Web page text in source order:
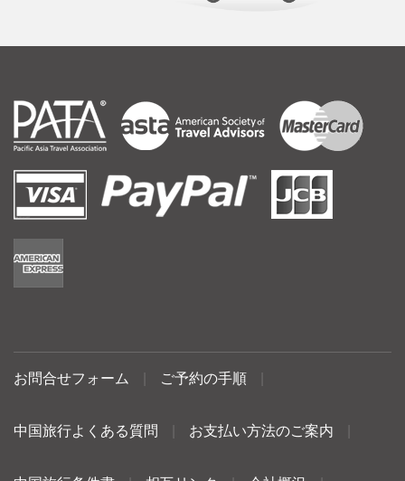
お問合せフォーム ご予約の手順
中国旅行よくある質問 お支払い方法のご案内